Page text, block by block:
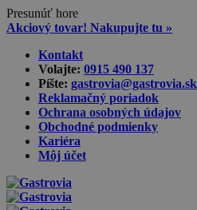
Presunúť hore
Akciový tovar! Nakupujte tu »
content
Kontakt
Volajte: 0915 490 137‬
Píšte: gastrovia@gastrovia.sk‬
Reklamačný poriadok
Ochrana osobných údajov
Obchodné podmienky
Kariéra
Môj účet